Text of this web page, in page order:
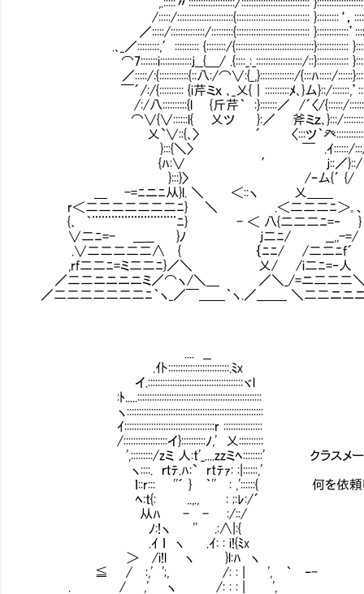
/:::::/:::::::::::::::::::::::{:::::::::::::::::::::::::::::: }:::::::::‘，
／:::::/::::::::::::::/:::::::::{::::::::::::::::::::::::::::::
.､_／:::::::::,′:::::::::: {::::::::/{::::::::::::::::::::::::::::::::}:::::::::::::
⌒7:::::::i:::::::::::::ｊ__{＿/ .{::::_:_:::::::::::::::::::/::}:::::::::::::
／:::::/:{::::::::::::{::八:/⌒∨:{_,}::::::::::::::/{:::ﾊ:::::/
￣´/:/{:::::::::: {i芹ミｘ ､_乂{｜::::::::::ﾒ､}厶}::/
/:/八::::::::::{l {斤芹｀ :}:::::::／ /´〈/{::::::/
⌒∨{∨::::::l{ 乂ツ }:／ 斧ミｚ､}:::/::::::::::::ﾄ
乂`∨::{､〉 ´ 〈:::ツ｀癶:::::::::::::,′＼}
}:::{＼〉 ￣ .ｲ::::::/
{ﾊ:∨ ′ ｊ::／}::/ 噛んでいる
}:::}〉 /ｰ厶{´ {/
＿ -=ﾆニﾆ从}l. ＼ ＜::ヽ 乂＿＿
r＜二二二二二二二ﾆ} ＼ .＜二二二ﾆ＞｡
{､ ｀¨¨¨¨¨¨¨¨¨¨¨¨¨ﾆ} - ＜ 八{二二二ﾆ=‐ }
∨二ﾆ=- ＿__ }ﾉ ｊ二ﾆ/ __,,-=/
.∨二二二二二∧ { ｛ﾆﾆ/ /二二ﾆf´
,rf二二ﾆ=ミ二二ﾆ}／＼ 乂/ /i二ﾆ=‐人
／二二ニニニニミ／⌒ヽ/＼＿ ／＼_/=ニ二二二
／二二二二二二二ﾆ｀ヽ_／￣＿＿｀ヽ.／＿＿_ ＼二二ニニ
.仆:::::::::::::::::::::::::.ﾐx
イ.:::::::::::::::::::::::::::::::::::::::ヾl
:ﾄ.....:::::::::::::::::::::::::::::::::::::::::::::::::::
ヽ::::::::::::::::::::::::::::::::::::::::::::::::::::::::
ｲ:::::::::::::::::::::::::::::::::::::r ::::::::::::::::
/::::::::::::::::::イ}::::::::::ﾉ,' 乂::::::::::
',:::::::::/zミ 人:t'_....zzミﾍ::::::::' クラスメート
ヽ::::. ｒｔﾃ.ﾊ:` rtﾃｧ: :|::::::,'
ｌ::r::: ''´ } ｀'' : ,'::::::{ 何を依頼したのか
ﾍ:t{: ..,., : ;:ﾚ:/´
从ﾊ - - :/::/
ﾉ:!ヽ '' .:∧|:{
.ｲ ｌ ヽ .ｲ: : i!{ﾐx
＞ /i!l ヽ }l:ﾊ ヽ
≦ / :,' ';, /: : | ', ｀ ‐-
. / ,' ヽ /: : : | ',